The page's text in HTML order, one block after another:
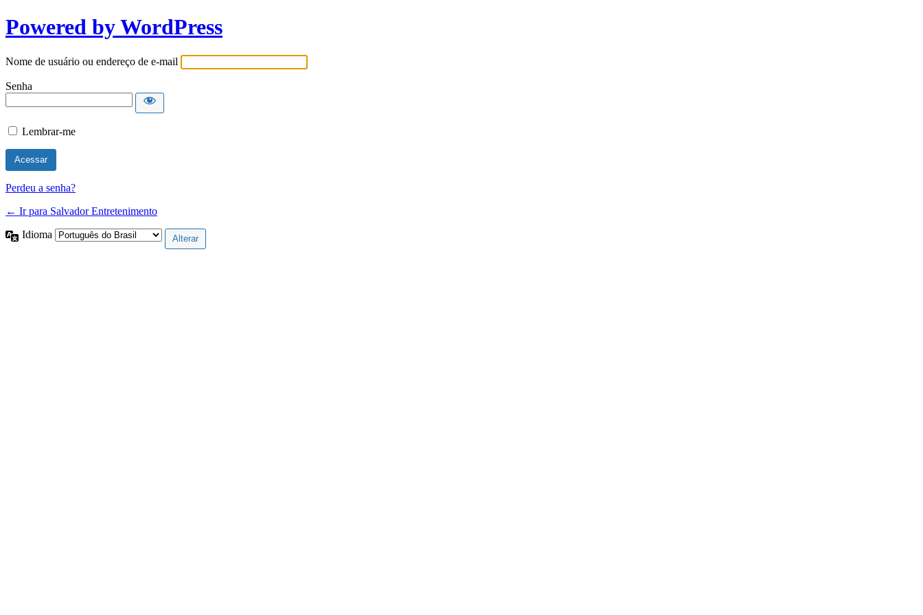
Powered by WordPress
Nome de usuário ou endereço de e-mail
Senha
Lembrar-me
Perdeu a senha?
← Ir para Salvador Entretenimento
Idioma